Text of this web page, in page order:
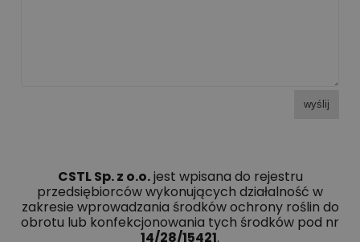
wyślij
CSTL Sp. z o.o.jest wpisana do rejestru
przedsiębiorców wykonujących działalność w
zakresie wprowadzania środków ochrony roślin do
obrotu lub konfekcjonowania tych środków pod nr
14/28/15421.